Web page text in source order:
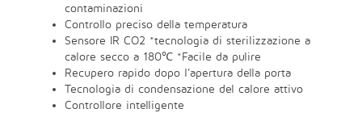
contaminazioni
Controllo preciso della temperatura
Sensore IR CO2 *tecnologia di sterilizzazione a
calore secco a 180℃ *Facile da pulire
Recupero rapido dopo l'apertura della porta
Tecnologia di condensazione del calore attivo
Controllore intelligente